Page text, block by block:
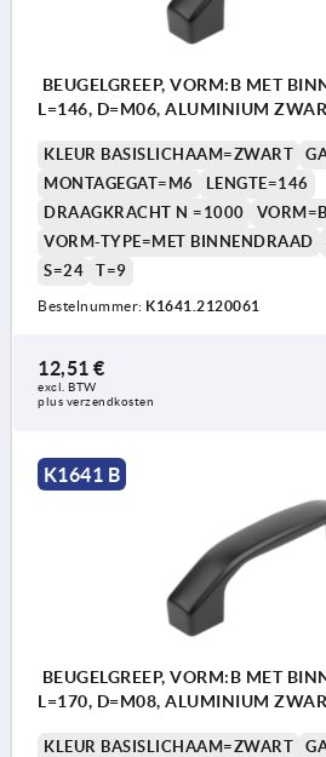
BEUGELGREEP, VORM:B MET
L=146, D=M06, ALUMINIUM
KLEUR BASISLICHAAM=ZWART
MONTAGEGAT=M6
LENGTE=146
DRAAGKRACHT N =1000
VORM=B
VORM-TYPE=MET BINNENDRAAD
S=24
T=9
Bestelnummer: K1641.2120061
12,51 €
excl. BTW
plus verzendkosten
K1641 B
BEUGELGREEP, VORM:B MET
L=170, D=M08, ALUMINIUM
KLEUR BASISLICHAAM=ZWART